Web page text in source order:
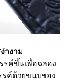
างาม
รค์ขึ้นเพื่อฉลอง
รค์ด้วยขนบของ